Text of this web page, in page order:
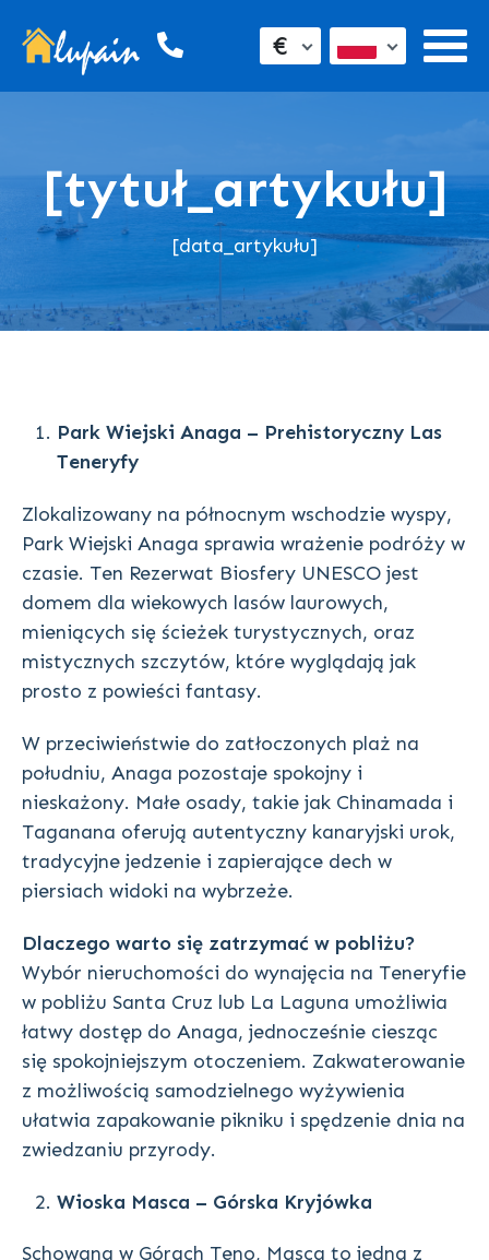
€
[tytuł_artykułu]
[data_artykułu]
Park Wiejski Anaga – Prehistoryczny Las
Teneryfy
Zlokalizowany na północnym wschodzie wyspy,
Park Wiejski Anaga sprawia wrażenie podróży w
czasie. Ten Rezerwat Biosfery UNESCO jest
domem dla wiekowych lasów laurowych,
mieniących się ścieżek turystycznych, oraz
mistycznych szczytów, które wyglądają jak
prosto z powieści fantasy.
W przeciwieństwie do zatłoczonych plaż na
południu, Anaga pozostaje spokojny i
nieskażony. Małe osady, takie jak Chinamada i
Taganana oferują autentyczny kanaryjski urok,
tradycyjne jedzenie i zapierające dech w
piersiach widoki na wybrzeże.
Dlaczego warto się zatrzymać w pobliżu?
Wybór nieruchomości do wynajęcia na Teneryfie
w pobliżu Santa Cruz lub La Laguna umożliwia
łatwy dostęp do Anaga, jednocześnie ciesząc
się spokojniejszym otoczeniem. Zakwaterowanie
z możliwością samodzielnego wyżywienia
ułatwia zapakowanie pikniku i spędzenie dnia na
zwiedzaniu przyrody.
Wioska Masca – Górska Kryjówka
Schowana w Górach Teno, Masca to jedna z